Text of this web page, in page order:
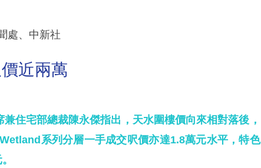
處、中新社
近兩萬
住宅部總裁陳永傑指出，天水圍樓價向來相對落後，
系列分層一手成交呎價亦達1.8萬元水平，特色